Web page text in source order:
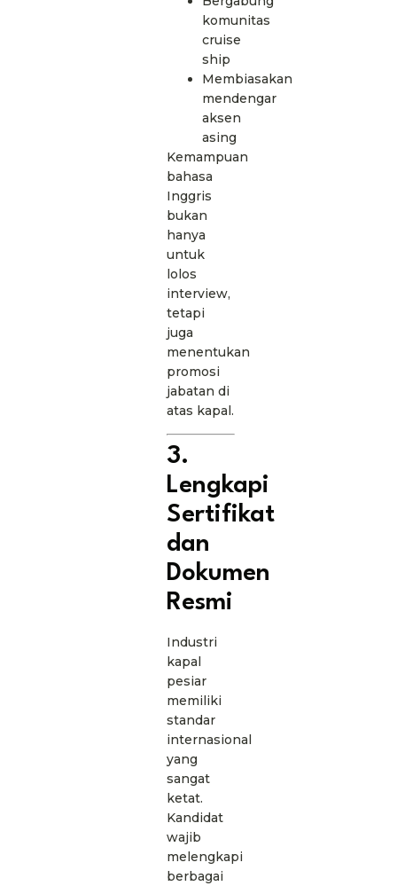
komunitas
cruise
ship
Membiasakan
mendengar
aksen
asing
Kemampuan
bahasa
Inggris
bukan
hanya
untuk
lolos
interview,
tetapi
juga
menentukan
promosi
jabatan di
atas kapal.
3.
Lengkapi
Sertifikat
dan
Dokumen
Resmi
Industri
kapal
pesiar
memiliki
standar
internasional
yang
sangat
ketat.
Kandidat
wajib
melengkapi
berbagai